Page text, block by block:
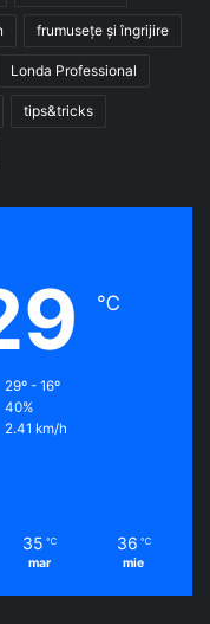
frumusețe și îngrijire
Londa Professional
tips&tricks
℃
29º - 16º
40%
2.41 km/h
35 ℃
mar
36 ℃
mie